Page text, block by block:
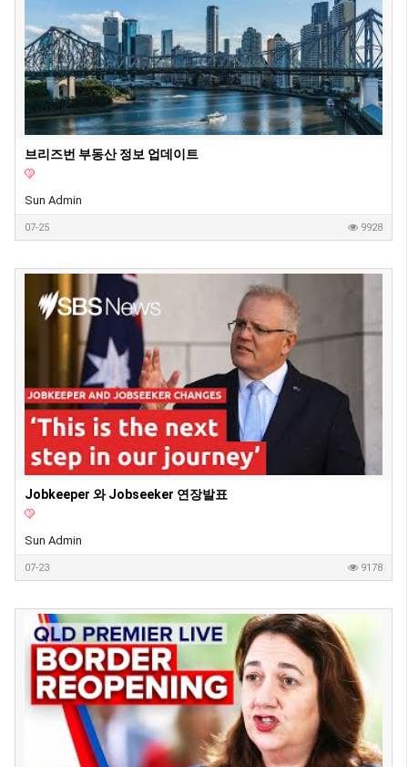
브리즈번 부동산 정보 업데이트
Sun Admin
07-25 9928
Jobkeeper 와 Jobseeker 연장발표
Sun Admin
07-23 9178